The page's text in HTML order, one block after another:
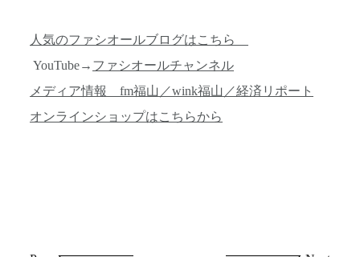
人気のファシオールブログはこちら
YouTube→ ファシオールチャンネル
メディア情報 fm福山／wink福山／経済リポート
オンラインショップはこちらから